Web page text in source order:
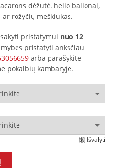
dėžutė, helio balionai,
rožyčių meškiukas.
pristatymui nuo 12
pristatyti anksčiau
arba parašykite
pokalbių kambaryje.
Išvalyti